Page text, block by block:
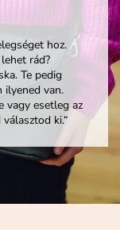
hoz.
rád?
Te pedig
ilyened van.
vagy esetleg az
ki.“